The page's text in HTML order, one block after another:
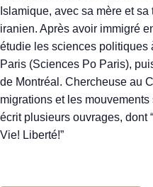
Islamique, avec sa mère et
iranien. Après avoir immigré
étudie les sciences politiques
Paris (Sciences Po Paris),
de Montréal. Chercheuse au
migrations et les
écrit plusieurs ouvrages, dont
Vie! Liberté!”